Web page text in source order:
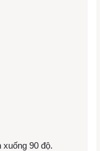
xuống 90 độ.